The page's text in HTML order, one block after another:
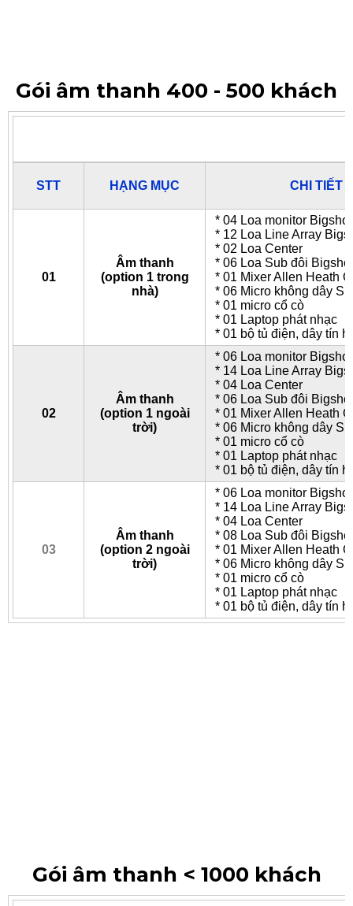
Gói âm thanh 400 - 500 khách
STT HẠNG MỤC CHI TIẾT
01
Âm thanh
(option 1 trong
nhà)
* 04 Loa monitor
* 12 Loa Line Array
* 02 Loa Center
* 06 Loa Sub đôi
* 01 Mixer Allen Heath
* 06 Micro không dây
* 01 micro cổ cò
* 01 Laptop phát nhạc
* 01 bộ tủ điện, dây tín
02
Âm thanh
(option 1 ngoài
trời)
* 06 Loa monitor
* 14 Loa Line Array
* 04 Loa Center
* 06 Loa Sub đôi
* 01 Mixer Allen Heath
* 06 Micro không dây
* 01 micro cổ cò
* 01 Laptop phát nhạc
* 01 bộ tủ điện, dây tín
03
Âm thanh
(option 2 ngoài
trời)
* 06 Loa monitor
* 14 Loa Line Array
* 04 Loa Center
* 08 Loa Sub đôi
* 01 Mixer Allen Heath
* 06 Micro không dây
* 01 micro cổ cò
* 01 Laptop phát nhạc
* 01 bộ tủ điện, dây tín
Gói âm thanh < 1000 khách